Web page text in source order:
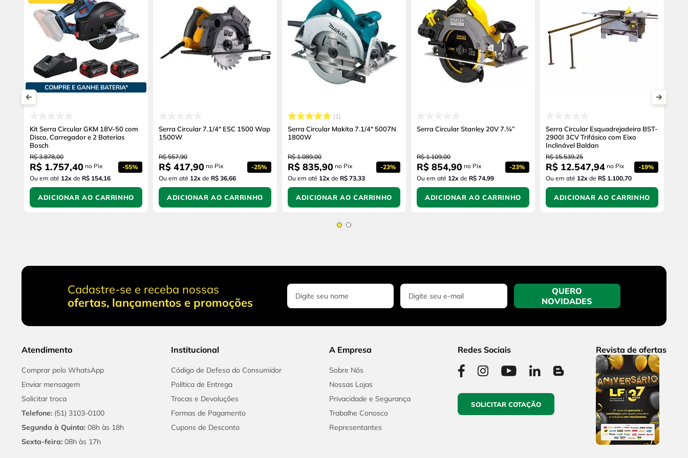
COMPRE E GANHE BATERIA*
Kit Serra Circular GKM 18V-50 com
Disco, Carregador e 2 Baterias
Bosch
R$ 3.878,00
R$ 1.757,40 no Pix -55%
Ou em até 12x de R$ 154,16
ADICIONAR AO CARRINHO
Serra Circular 7.1/4" ESC 1500 Wap
1500W
R$ 557,90
R$ 417,90 no Pix -25%
Ou em até 12x de R$ 36,66
ADICIONAR AO CARRINHO
1
Serra Circular Makita 7.1/4" 5007N
1800W
R$ 1.089,00
R$ 835,90 no Pix -23%
Ou em até 12x de R$ 73,33
ADICIONAR AO CARRINHO
Serra Circular Stanley 20V 7.¼”
R$ 1.109,00
R$ 854,90 no Pix -23%
Ou em até 12x de R$ 74,99
ADICIONAR AO CARRINHO
Serra Circular Esquadrejadeira BST-
2900I 3CV Trifásico com Eixo
Inclinável Baldan
R$ 15.539,25
R$ 12.547,94 no Pix -19%
Ou em até 12x de R$ 1.100,70
ADICIONAR AO CARRINHO
Cadastre-se e receba nossas
ofertas, lançamentos e promoções
QUERO
NOVIDADES
Atendimento
Comprar pelo WhatsApp
Enviar mensagem
Solicitar troca
Telefone: (51) 3103-0100
Segunda à Quinta: 08h às 18h
Sexta-feira: 08h às 17h
Institucional
Código de Defesa do Consumidor
Política de Entrega
Trocas e Devoluções
Formas de Pagamento
Cupons de Desconto
A Empresa
Sobre Nós
Nossas Lojas
Privacidade e Segurança
Trabalhe Conosco
Representantes
Redes Sociais
SOLICITAR COTAÇÃO
Revista de ofertas